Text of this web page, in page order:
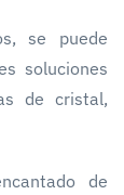
se puede
soluciones
de cristal,
de